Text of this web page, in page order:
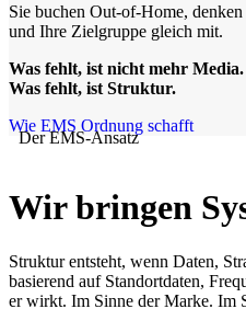
Sie buchen Out-of-Home,
und Ihre Zielgruppe gleich mit.
Was fehlt, ist nicht mehr Media.
Was fehlt, ist Struktur.
Wie EMS Ordnung schafft
Der EMS-Ansatz
Wir bringen
Struktur entsteht, wenn Daten,
basierend auf Standortdaten,
er wirkt. Im Sinne der Marke. Im